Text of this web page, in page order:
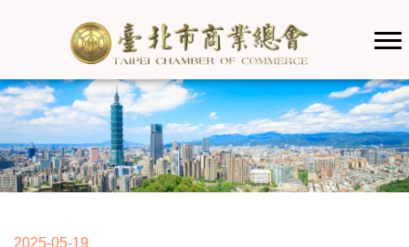
2025-05-19